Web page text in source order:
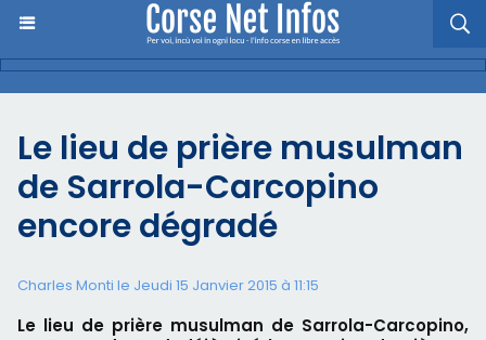
Le lieu de prière musulman
de Sarrola-Carcopino
encore dégradé
Charles Monti le Jeudi 15 Janvier 2015 à 11:15
Le lieu de prière musulman de Sarrola-Carcopino,